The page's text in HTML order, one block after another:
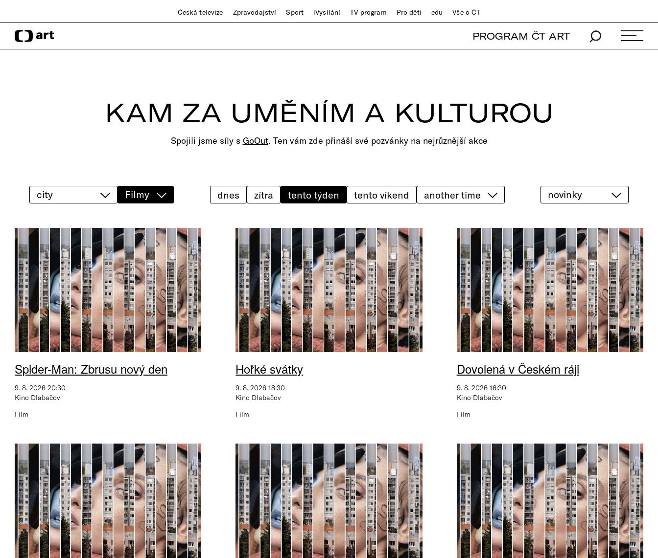
Česká televize Zpravodajství Sport iVysílání TV program Pro děti edu Vše o ČT
PROGRAM ČT ART
KAM ZA UMĚNÍM A KULTUROU
Spojili jsme síly s GoOut. Ten vám zde přináší své pozvánky na nejrůznější akce
city Filmy dnes zítra tento týden tento víkend novinky
Spider-Man: Zbrusu nový den
9. 8. 2026 20:30
Kino Dlabačov
Film
Hořké svátky
9. 8. 2026 18:30
Kino Dlabačov
Film
Dovolená v Českém ráji
9. 8. 2026 16:30
Kino Dlabačov
Film